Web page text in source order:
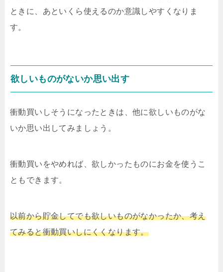
ときに、あといくら使えるのか意識しやすくなりま
す。
欲しいものがないか思い出す
衝動買いしそうになったときは、他に欲しいものがな
いか思い出してみましょう。
衝動買いをやめれば、欲しかったものにお金を使うこ
ともできます。
以前から貯金してでも欲しいものがなかったか、考え
てみると衝動買いしにくくなります。